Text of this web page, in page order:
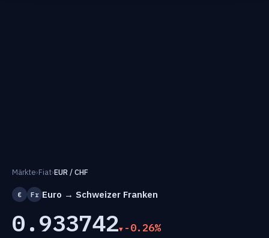
Märkte›Fiat›EUR / CHF
€ Fr Euro → Schweizer Franken
0.933742 -0.26%